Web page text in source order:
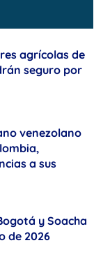
agrícolas de
seguro por
venezolano
a sus
y Soacha
de 2026